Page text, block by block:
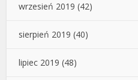
wrzesień 2019 (42)
sierpień 2019 (40)
lipiec 2019 (48)